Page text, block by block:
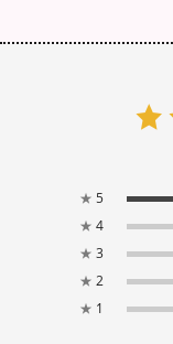
★ 5
★ 4
★ 3
★ 2
★ 1